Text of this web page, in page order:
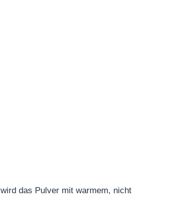
wird das Pulver mit warmem, nicht